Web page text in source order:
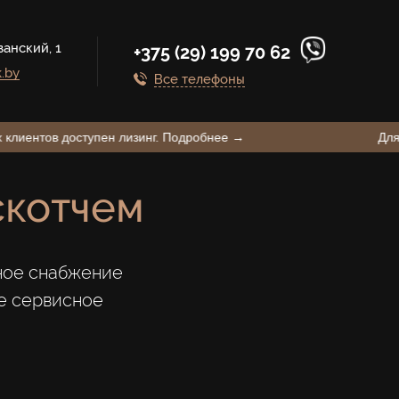
1
+375 (29) 199 70 62
Все телефоны
наших клиентов доступен лизинг. Подробнее →
снабжение
сервисное